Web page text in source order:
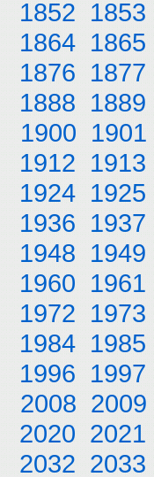
1852 1853
1864 1865
1876 1877
1888 1889
1900 1901
1912 1913
1924 1925
1936 1937
1948 1949
1960 1961
1972 1973
1984 1985
1996 1997
2008 2009
2020 2021
2032 2033